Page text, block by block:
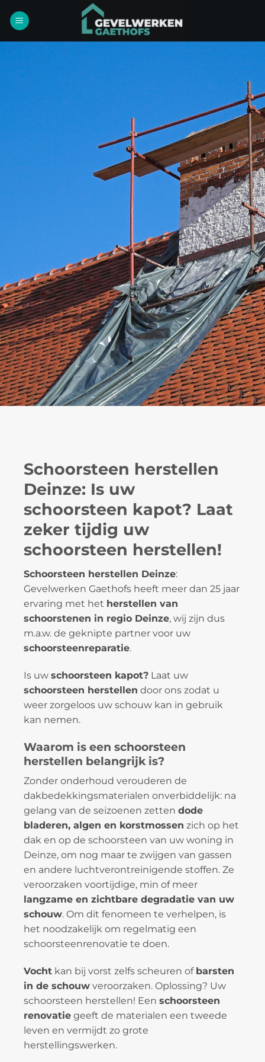
naar
Schoorsteen herstellen
Deinze: Is uw
schoorsteen kapot? Laat
zeker tijdig uw
schoorsteen herstellen!
Schoorsteen herstellen Deinze:
Gevelwerken Gaethofs heeft meer dan 25 jaar
ervaring met het herstellen van
schoorstenen in regio Deinze, wij zijn dus
m.a.w. de geknipte partner voor uw
schoorsteenreparatie.
Is uw schoorsteen kapot? Laat uw
schoorsteen herstellen door ons zodat u
weer zorgeloos uw schouw kan in gebruik
kan nemen.
Waarom is een schoorsteen
herstellen belangrijk is?
Zonder onderhoud verouderen de
dakbedekkingsmaterialen onverbiddelijk: na
gelang van de seizoenen zetten dode
bladeren, algen en korstmossen zich op het
dak en op de schoorsteen van uw woning in
Deinze, om nog maar te zwijgen van gassen
en andere luchtverontreinigende stoffen. Ze
veroorzaken voortijdige, min of meer
langzame en zichtbare degradatie van uw
schouw. Om dit fenomeen te verhelpen, is
het noodzakelijk om regelmatig een
schoorsteenrenovatie te doen.
Vocht kan bij vorst zelfs scheuren of barsten
in de schouw veroorzaken. Oplossing? Uw
schoorsteen herstellen! Een schoorsteen
renovatie geeft de materialen een tweede
leven en vermijdt zo grote
herstellingswerken.